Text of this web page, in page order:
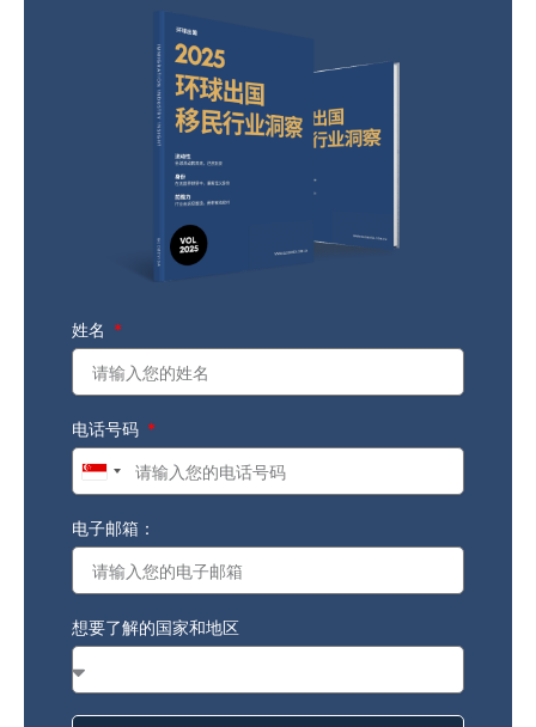
姓名
电话号码
Singapore
电子邮箱：
想要了解的国家和地区